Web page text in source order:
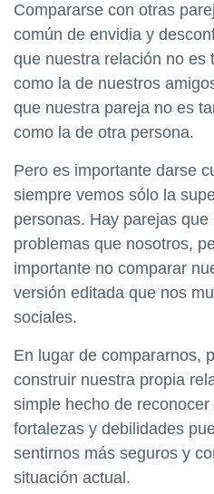
Compararse con otras
común de envidia y
que nuestra relación no es
como la de nuestros
que nuestra pareja no es
como la de otra persona.
Pero es importante darse
siempre vemos sólo la
personas. Hay parejas
problemas que nosotros,
importante no comparar
versión editada que nos
sociales.
En lugar de compararnos,
construir nuestra propia
simple hecho de
fortalezas y debilidades
sentirnos más seguros y
situación actual.